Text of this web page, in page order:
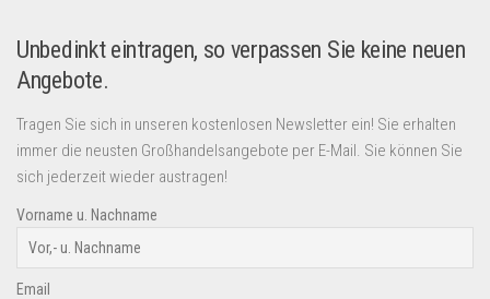
Unbedinkt eintragen, so verpassen Sie keine neuen
Angebote.
Tragen Sie sich in unseren kostenlosen Newsletter ein! Sie erhalten
immer die neusten Großhandelsangebote per E-Mail. Sie können Sie
sich jederzeit wieder austragen!
Vorname u. Nachname
Email